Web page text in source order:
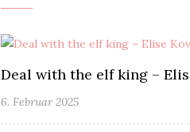
Deal with the elf king –
6. Februar 2025